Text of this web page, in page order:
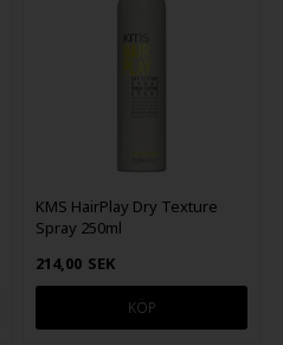
KMS HairPlay Dry Texture
Spray 250ml
214,00 SEK